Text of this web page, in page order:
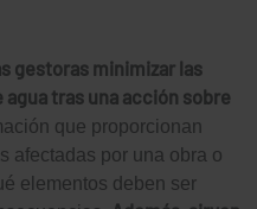
gestoras minimizar las
tras una acción sobre
que proporcionan
afectadas por una obra o
elementos deben ser